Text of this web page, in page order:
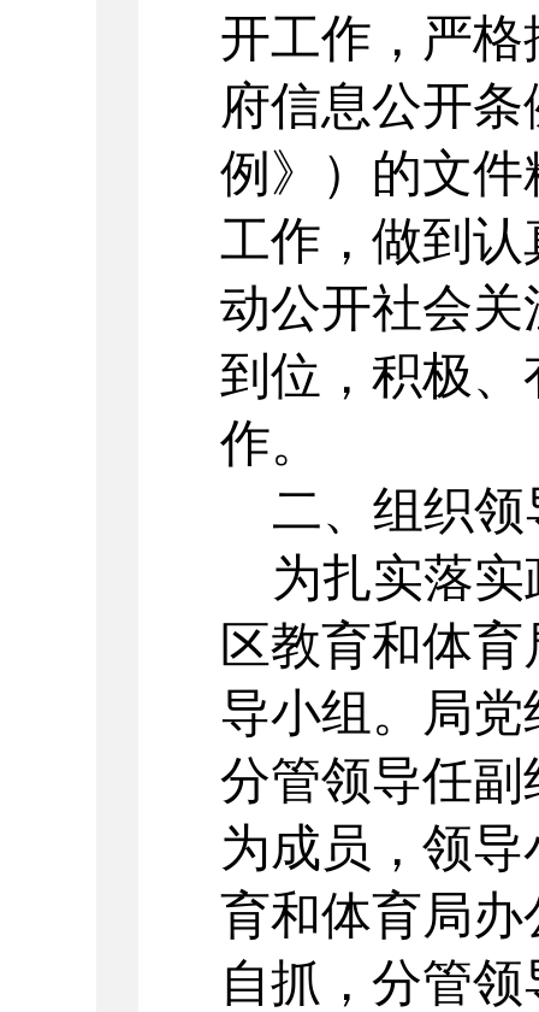
开工作，严
府信息公开
例》）的文
工作，做到
动公开社会
到位，积极
作。
二、组织领
为扎实落
区教育和体
导小组。局
分管领导任
为成员，领
育和体育局
自抓，分管